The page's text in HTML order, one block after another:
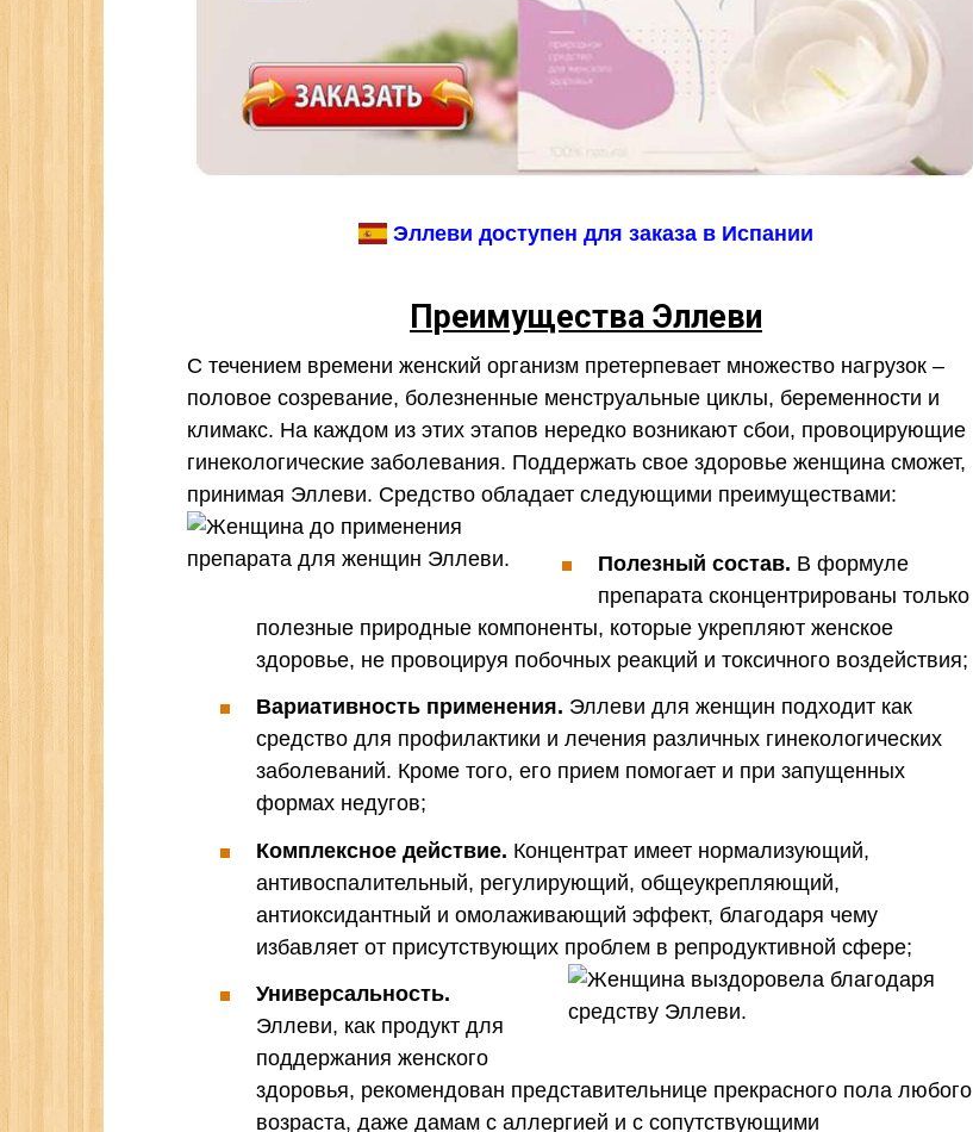
Эллеви доступен для заказа в Испании
Преимущества Эллеви
С течением времени женский организм претерпевает множество нагрузок –
половое созревание, болезненные менструальные циклы, беременности и
климакс. На каждом из этих этапов нередко возникают сбои, провоцирующие
гинекологические заболевания. Поддержать свое здоровье женщина сможет,
принимая Эллеви. Средство обладает следующими преимуществами:
Полезный состав. В формуле
препарата сконцентрированы только
полезные природные компоненты, которые укрепляют женское
здоровье, не провоцируя побочных реакций и токсичного воздействия;
Вариативность применения. Эллеви для женщин подходит как
средство для профилактики и лечения различных гинекологических
заболеваний. Кроме того, его прием помогает и при запущенных
формах недугов;
Комплексное действие. Концентрат имеет нормализующий,
антивоспалительный, регулирующий, общеукрепляющий,
антиоксидантный и омолаживающий эффект, благодаря чему
избавляет от присутствующих проблем в репродуктивной сфере;
Универсальность.
Эллеви, как продукт для
поддержания женского
здоровья, рекомендован представительнице прекрасного пола любого
возраста, даже дамам с аллергией и с сопутствующими